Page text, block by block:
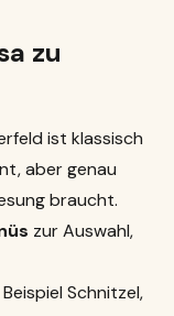
zu
ist klassisch
, aber genau
braucht.
zur Auswahl,
Schnitzel,